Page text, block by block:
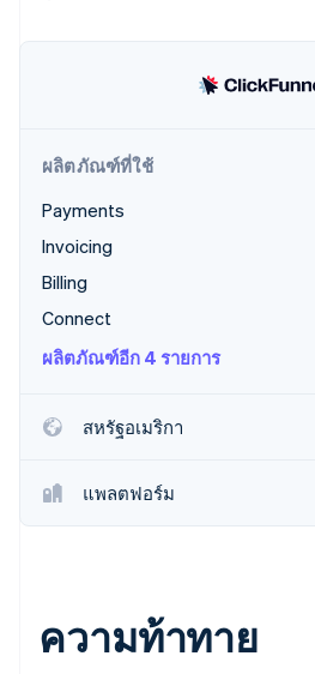
การขจัดคาร์บอน
ดูว่า Stripe กำลังสร้างโครงสร้า
รับชมเลย
ผลิตภัณฑ์ที่ใช้
Payments
Invoicing
Billing
Connect
ผลิตภัณฑ์อีก 4 รายการ
สหรัฐอเมริกา
แพลตฟอร์ม
ความท้าทาย